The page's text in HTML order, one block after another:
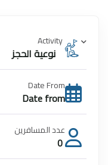
Activity
نوعية الحجز
Date From
عدد المسافرين
0